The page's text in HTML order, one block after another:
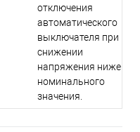
отключения
автоматического
выключателя при
снижении
напряжения ниже
номинального
значения.